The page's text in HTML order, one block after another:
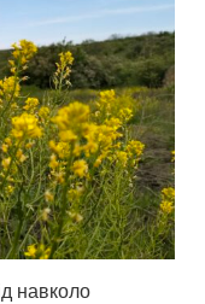
навколо